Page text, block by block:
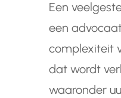
Een
een
complexiteit
dat wordt
waaronder